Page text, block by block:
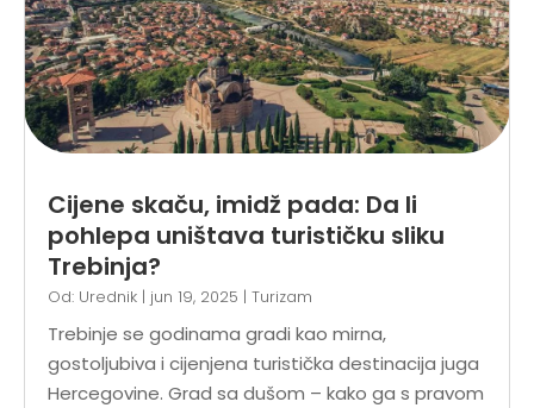
Cijene skaču, imidž pada: Da li
pohlepa uništava turističku sliku
Trebinja?
Od: Urednik | jun 19, 2025 | Turizam
Trebinje se godinama gradi kao mirna,
gostoljubiva i cijenjena turistička destinacija juga
Hercegovine. Grad sa dušom – kako ga s pravom